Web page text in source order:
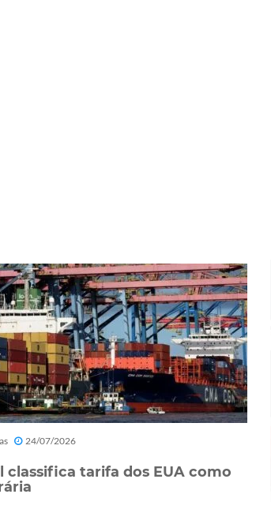
24/07/2026
classifica tarifa dos EUA como